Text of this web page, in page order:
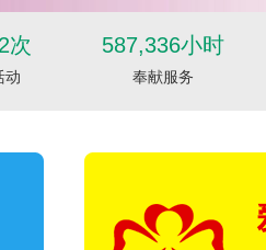
次
动
587,336小时
奉献服务